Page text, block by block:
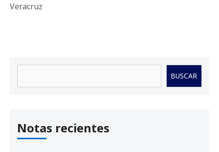
Veracruz
BUSCAR
Notas recientes